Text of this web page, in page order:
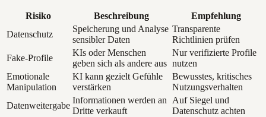
Risiko Beschreibung
Empfehlung
Datenschutz
Speicherung und Analyse
sensibler Daten
Transparente
Richtlinien prüfen
Fake-Profile
KIs oder Menschen
geben sich als andere aus
Nur verifizierte Profile
nutzen
Emotionale
Manipulation
KI kann gezielt Gefühle
verstärken
Bewusstes, kritisches
Nutzungsverhalten
Datenweitergabe
Informationen werden an
Dritte verkauft
Auf Siegel und
Datenschutz achten